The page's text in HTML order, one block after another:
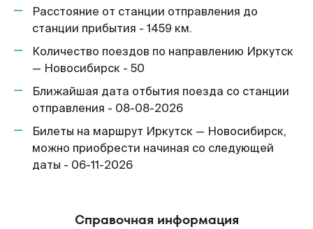
Расстояние от станции отправления до
станции прибытия - 1459 км.
Количество поездов по направлению Иркутск
— Новосибирск - 50
Ближайшая дата отбытия поезда со станции
отправления - 08-08-2026
Билеты на маршрут Иркутск — Новосибирск,
можно приобрести начиная со следующей
даты - 06-11-2026
Справочная информация